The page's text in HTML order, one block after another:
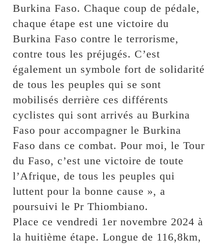
Burkina Faso. Chaque coup de pédale,
chaque étape est une victoire du
Burkina Faso contre le terrorisme,
contre tous les préjugés. C’est
également un symbole fort de solidarité
de tous les peuples qui se sont
mobilisés derrière ces différents
cyclistes qui sont arrivés au Burkina
Faso pour accompagner le Burkina
Faso dans ce combat. Pour moi, le Tour
du Faso, c’est une victoire de toute
l’Afrique, de tous les peuples qui
luttent pour la bonne cause », a
poursuivi le Pr Thiombiano.
Place ce vendredi 1er novembre 2024 à
la huitième étape. Longue de 116,8km,